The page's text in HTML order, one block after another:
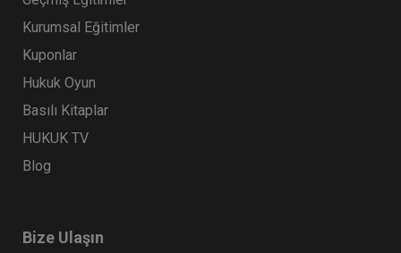
Kurumsal Eğitimler
Kuponlar
Hukuk Oyun
Basılı Kitaplar
HUKUK TV
Blog
Bize Ulaşın